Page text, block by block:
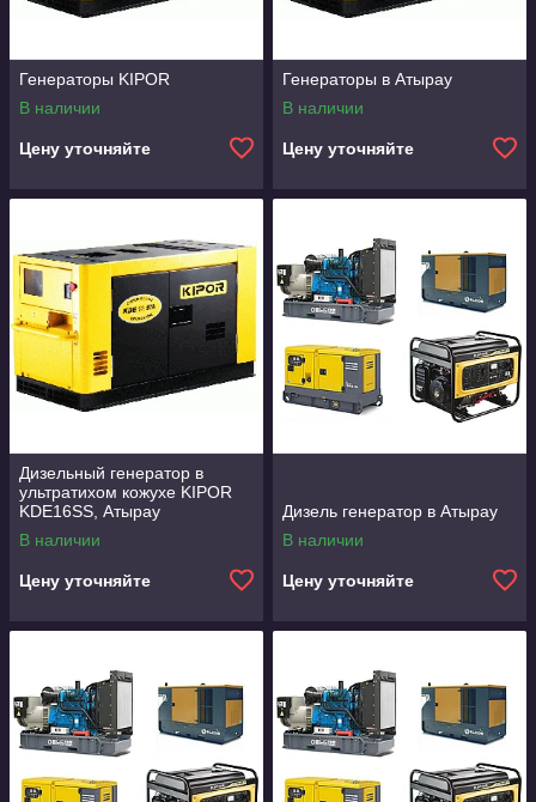
Генераторы KIPOR
В наличии
Цену уточняйте
Генераторы в Атырау
В наличии
Цену уточняйте
Дизельный генератор в
ультратихом кожухе KIPOR
KDE16SS, Атырау
В наличии
Цену уточняйте
Дизель генератор в Атырау
В наличии
Цену уточняйте